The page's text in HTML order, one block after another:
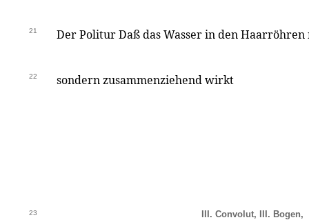
21 Der Politur Daß das Wasser in den
22 sondern zusammenziehend wirkt
23 III. Convolut, III. Bogen,